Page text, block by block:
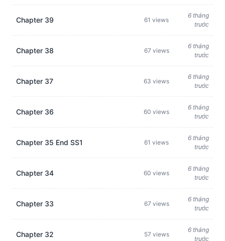
Chapter 39 61 views
6 tháng
trước
Chapter 38 67 views
6 tháng
trước
Chapter 37 63 views
6 tháng
trước
Chapter 36 60 views
6 tháng
trước
Chapter 35 End SS1 61 views
6 tháng
trước
Chapter 34 60 views
6 tháng
trước
Chapter 33 67 views
6 tháng
trước
Chapter 32 57 views
6 tháng
trước